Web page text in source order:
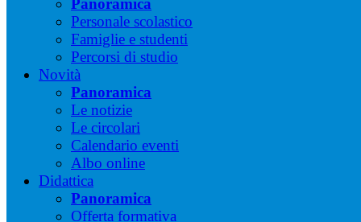
Panoramica
Personale scolastico
Famiglie e studenti
Percorsi di studio
Novità
Panoramica
Le notizie
Le circolari
Calendario eventi
Albo online
Didattica
Panoramica
Offerta formativa